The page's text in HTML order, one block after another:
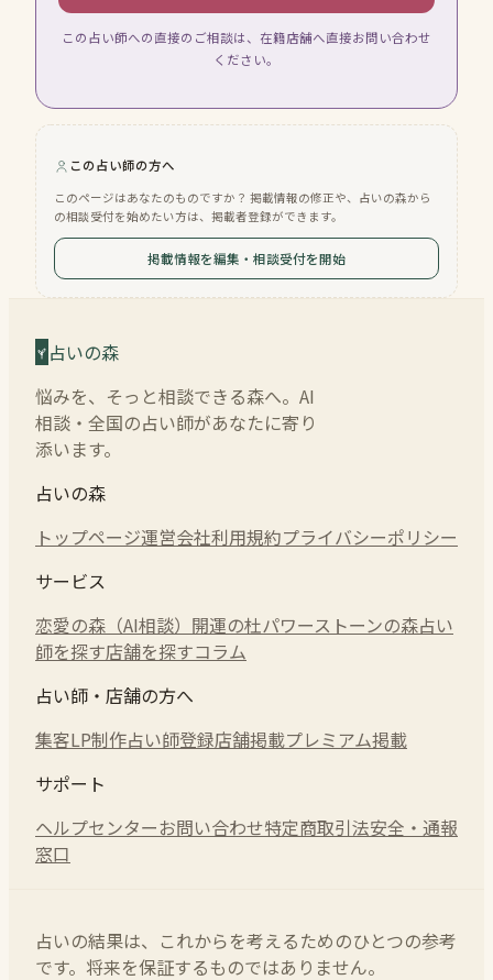
この占い師への直接のご相談は、在籍店舗へ直接お問い合わせ
ください。
この占い師の方へ
このページはあなたのものですか？ 掲載情報の修正や、占いの森から
の相談受付を始めたい方は、掲載者登録ができます。
掲載情報を編集・相談受付を開始
占いの森
悩みを、そっと相談できる森へ。AI
相談・全国の占い師があなたに寄り
添います。
占いの森
トップページ運営会社利用規約プライバシーポリシー
サービス
恋愛の森（AI相談） 開運の杜パワーストーンの森占い
師を探す店舗を探すコラム
占い師・店舗の方へ
集客LP制作占い師登録店舗掲載プレミアム掲載
サポート
ヘルプセンターお問い合わせ特定商取引法安全・通報
窓口
占いの結果は、これからを考えるためのひとつの参考
です。将来を保証するものではありません。